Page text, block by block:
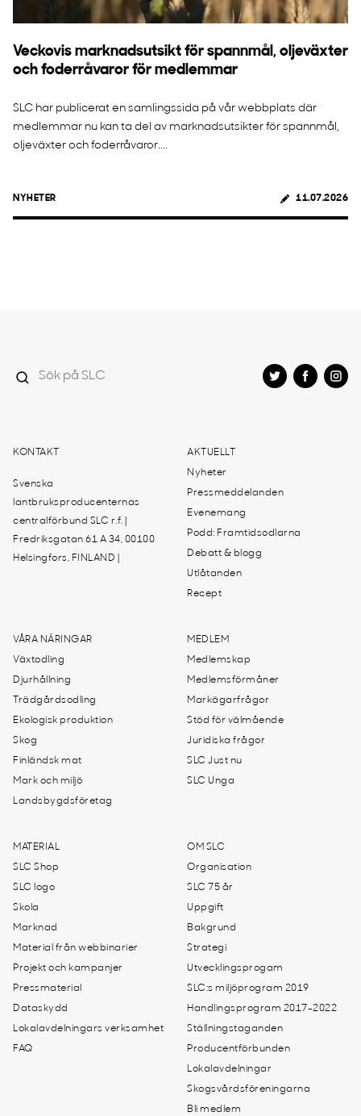
Veckovis marknadsutsikt för spannmål, oljeväxter
och foderråvaror för medlemmar
SLC har publicerat en samlingssida på vår webbplats där
medlemmar nu kan ta del av marknadsutsikter för spannmål,
oljeväxter och foderråvaror....
NYHETER 11.07.2026
KONTAKT
Svenska
lantbruksproducenternas
centralförbund SLC r.f. |
Fredriksgatan 61 A 34, 00100
Helsingfors, FINLAND |
AKTUELLT
Nyheter
Pressmeddelanden
Evenemang
Podd: Framtidsodlarna
Debatt & blogg
Utlåtanden
Recept
VÅRA NÄRINGAR
Växtodling
Djurhållning
Trädgårdsodling
Ekologisk produktion
Skog
Finländsk mat
Mark och miljö
Landsbygdsföretag
MEDLEM
Medlemskap
Medlemsförmåner
Markägarfrågor
Stöd för välmående
Juridiska frågor
SLC Just nu
SLC Unga
MATERIAL
SLC Shop
SLC logo
Skola
Marknad
Material från webbinarier
Projekt och kampanjer
Pressmaterial
Dataskydd
Lokalavdelningars verksamhet
FAQ
OM SLC
Organisation
SLC 75 år
Uppgift
Bakgrund
Strategi
Utvecklingsprogam
SLC:s miljöprogram 2019
Handlingsprogram 2017-2022
Ställningstaganden
Producentförbunden
Lokalavdelningar
Skogsvårdsföreningarna
Bli medlem